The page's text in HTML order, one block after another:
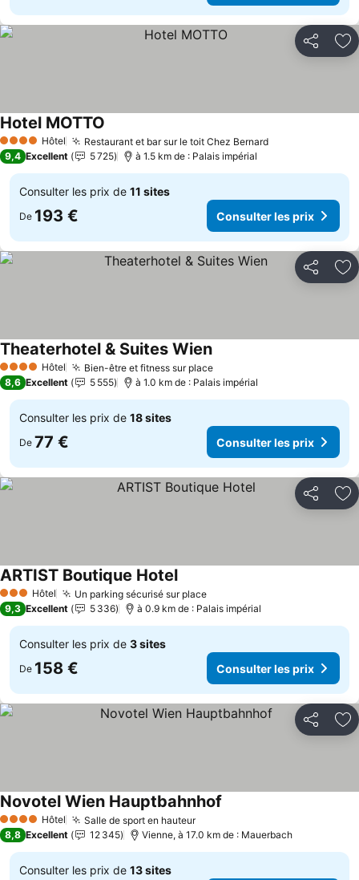
Partager
4 Étoiles Hôtel Restaurant et bar sur le toit Chez Bernard
Hotel MOTTO
9,4 Excellent 5 725 à 1.5 km de : Palais impérial
Consulter les prix de 11 sites
De 193 € Consulter les prix
Partager
4 Étoiles Hôtel Bien-être et fitness sur place
Theaterhotel & Suites Wien
8,6 Excellent 5 555 à 1.0 km de : Palais impérial
Consulter les prix de 18 sites
De 77 € Consulter les prix
Partager
3 ÉtoilesHôtel Un parking sécurisé sur place
ARTIST Boutique Hotel
9,3 Excellent 5 336 à 0.9 km de : Palais impérial
Consulter les prix de 3 sites
De 158 € Consulter les prix
Partager
4 Étoiles Hôtel Salle de sport en hauteur
Novotel Wien Hauptbahnhof
8,8 Excellent 12 345 Vienne, à 17.0 km de : Mauerbach
Consulter les prix de 13 sites